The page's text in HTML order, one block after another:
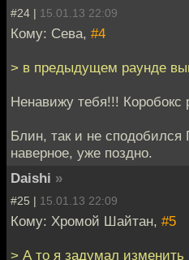
#24 | 15.01.13 22:09
Кому: Сева, #4
> в предыдущем раунде
Ненавижу тебя!!! Коробокс
Блин, так и не сподобился
наверное, уже поздно.
Daishi »
#25 | 15.01.13 22:09
Кому: Хромой Шайтан, #5
> А то я задумал